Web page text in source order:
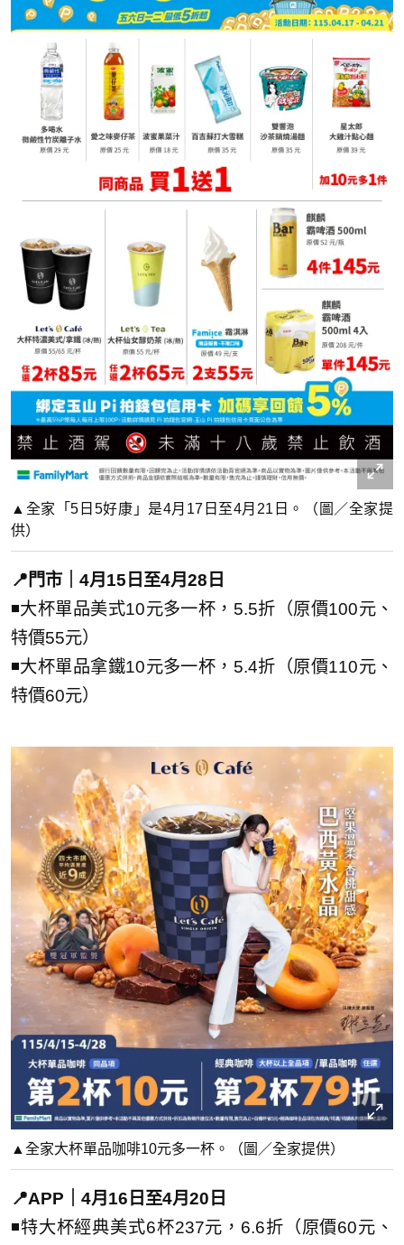
▲全家「5日5好康」是4月17日至4月21日。（圖／全家提
供）
📍門市｜4月15日至4月28日
◾大杯單品美式10元多一杯，5.5折（原價100元、
特價55元）
◾大杯單品拿鐵10元多一杯，5.4折（原價110元、
特價60元）
▲全家大杯單品咖啡10元多一杯。（圖／全家提供）
📍APP｜4月16日至4月20日
◾特大杯經典美式6杯237元，6.6折（原價60元、